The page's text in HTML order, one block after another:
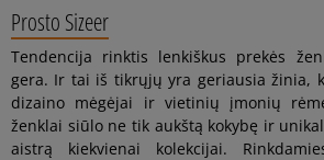
Prosto Sizeer
Tendencija rinktis lenkiškus prekės
gera. Ir tai iš tikrųjų yra geriausia žinia,
dizaino mėgėjai ir vietinių įmonių
ženklai siūlo ne tik aukštą kokybę ir
aistrą kiekvienai kolekcijai.